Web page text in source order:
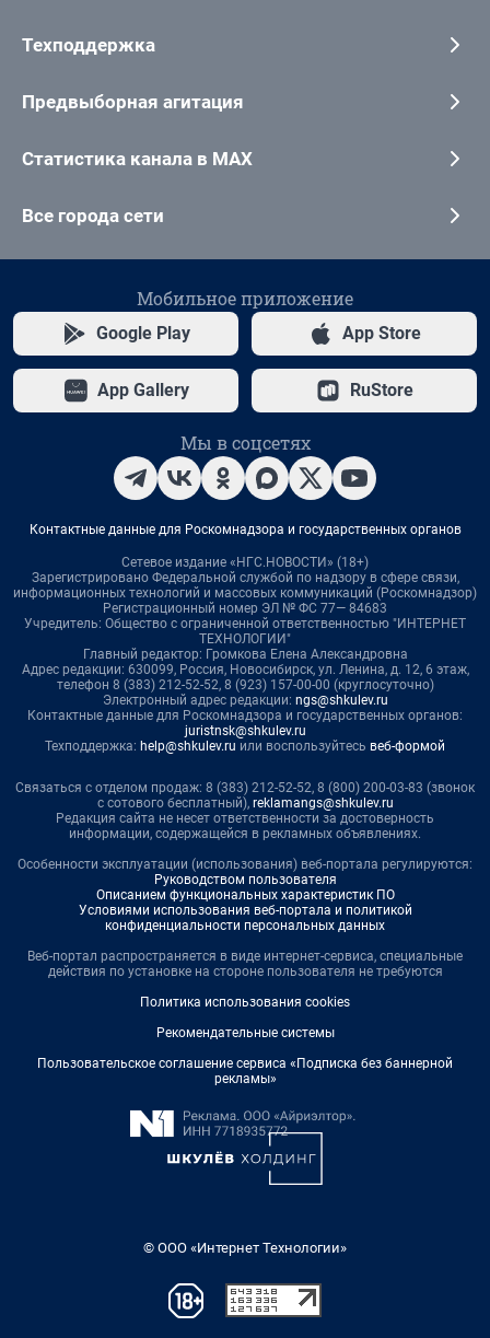
Техподдержка
Предвыборная агитация
Статистика канала в MAX
Все города сети
Мобильное приложение
Google Play App Store
App Gallery RuStore
Мы в соцсетях
Контактные данные для Роскомнадзора и государственных органов
Сетевое издание «НГС.НОВОСТИ» (18+)
Зарегистрировано Федеральной службой по надзору в сфере связи,
информационных технологий и массовых коммуникаций (Роскомнадзор)
Регистрационный номер ЭЛ № ФС 77— 84683
Учредитель: Общество с ограниченной ответственностью "ИНТЕРНЕТ
ТЕХНОЛОГИИ"
Главный редактор: Громкова Елена Александровна
Адрес редакции: 630099, Россия, Новосибирск, ул. Ленина, д. 12, 6 этаж,
телефон 8 (383) 212-52-52, 8 (923) 157-00-00 (круглосуточно)
Электронный адрес редакции: ngs@shkulev.ru
Контактные данные для Роскомнадзора и государственных органов:
juristnsk@shkulev.ru
Техподдержка: help@shkulev.ru или воспользуйтесь веб-формой
Связаться с отделом продаж: 8 (383) 212-52-52, 8 (800) 200-03-83 (звонок
с сотового бесплатный), reklamangs@shkulev.ru
Редакция сайта не несет ответственности за достоверность
информации, содержащейся в рекламных объявлениях.
Особенности эксплуатации (использования) веб-портала регулируются:
Руководством пользователя
Описанием функциональных характеристик ПО
Условиями использования веб-портала и политикой
конфиденциальности персональных данных
Веб-портал распространяется в виде интернет-сервиса, специальные
действия по установке на стороне пользователя не требуются
Политика использования cookies
Рекомендательные системы
Пользовательское соглашение сервиса «Подписка без баннерной
рекламы»
© ООО «Интернет Технологии»